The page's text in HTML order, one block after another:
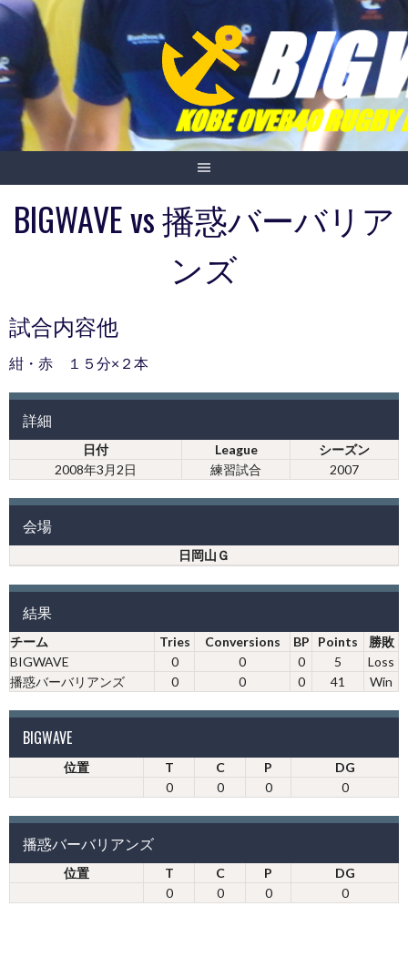
Skip
content
BIGWAVE vs 播惑バーバリア
ンズ
試合内容他
紺・赤 １５分×２本
詳細
日付 League
シーズン
2008年3月2日
練習試合 2007
会場
日岡山Ｇ
結果
チーム Tries Conversions BP Points
勝敗
BIGWAVE
0 0 0 5
Loss
播惑バーバリアンズ
0 0 0 41 Win
BIGWAVE
位置 T C P
DG
0
0 0 0
播惑バーバリアンズ
位置 T C P
DG
0
0 0 0